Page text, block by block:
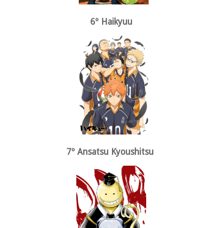
6º Haikyuu
7º Ansatsu Kyoushitsu